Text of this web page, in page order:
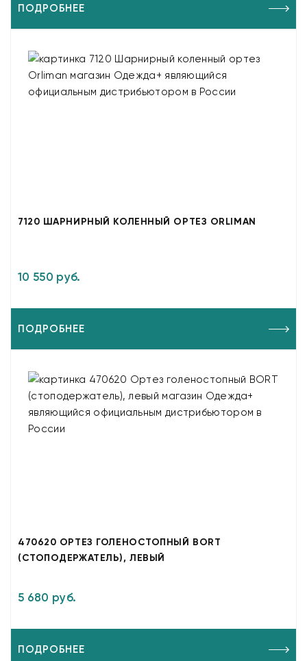
ПОДРОБНЕЕ
7120 ШАРНИРНЫЙ КОЛЕННЫЙ ОРТЕЗ ORLIMAN
10 550 руб.
ПОДРОБНЕЕ
470620 ОРТЕЗ ГОЛЕНОСТОПНЫЙ BORT
(СТОПОДЕРЖАТЕЛЬ), ЛЕВЫЙ
5 680 руб.
ПОДРОБНЕЕ